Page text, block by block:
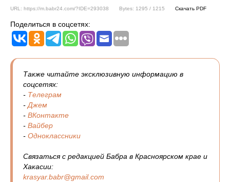
URL: https://m.babr24.com/?IDE=293038 Bytes: 1295 / 1215 Скачать PDF
Поделиться в соцсетях:
Также читайте эксклюзивную информацию в
соцсетях:
- Телеграм
- Джем
- ВКонтакте
- Вайбер
- Одноклассники
Связаться с редакцией Бабра в Красноярском крае и
Хакасии:
krasyar.babr@gmail.com